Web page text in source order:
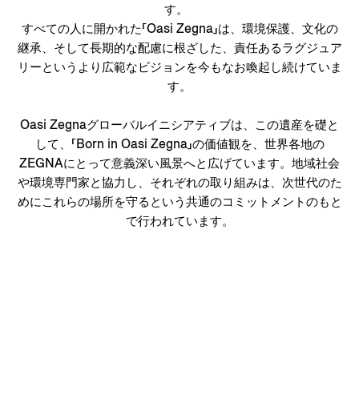
す。
すべての人に開かれた「Oasi Zegna」は、環境保護、文化の
継承、そして長期的な配慮に根ざした、責任あるラグジュア
リーというより広範なビジョンを今もなお喚起し続けていま
す。
Oasi Zegnaグローバルイニシアティブは、この遺産を礎と
して、「Born in Oasi Zegna」の価値観を、世界各地の
ZEGNAにとって意義深い風景へと広げています。地域社会
や環境専門家と協力し、それぞれの取り組みは、次世代のた
めにこれらの場所を守るという共通のコミットメントのもと
で行われています。